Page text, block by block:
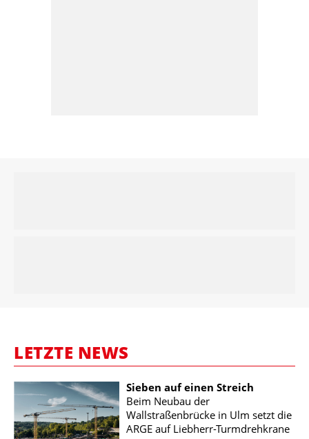
LETZTE NEWS
Sieben auf einen Streich
Beim Neubau der
Wallstraßenbrücke in Ulm setzt die
ARGE auf Liebherr-Turmdrehkrane